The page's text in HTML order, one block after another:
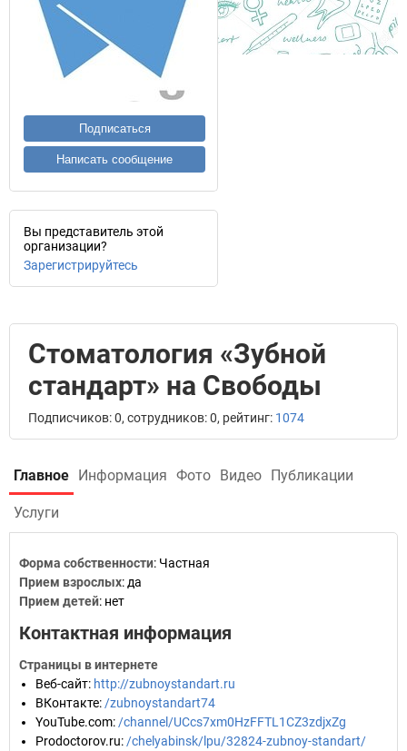
Подписаться
Написать сообщение
Вы представитель этой
организации?
Зарегистрируйтесь
Стоматология «Зубной
стандарт» на Свободы
Подписчиков: 0, сотрудников: 0, рейтинг: 1074
Главное Информация Фото Видео Публикации
Услуги
Форма собственности: Частная
Прием взрослых: да
Прием детей: нет
Контактная информация
Страницы в интернете
Веб-сайт: http://zubnoystandart.ru
ВКонтакте: /zubnoystandart74
YouTube.com: /channel/UCcs7xm0HzFFTL1CZ3zdjxZg
Prodoctorov.ru: /chelyabinsk/lpu/32824-zubnoy-standart/